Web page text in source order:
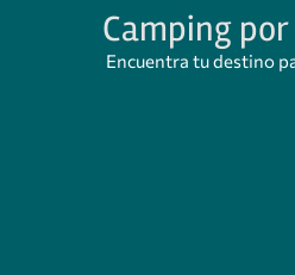
Camping
Encuentra tu destino